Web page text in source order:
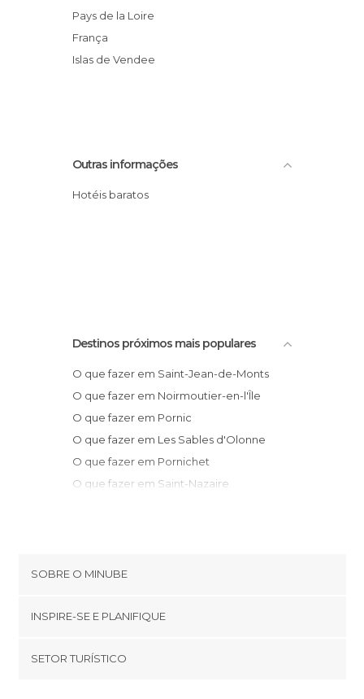
Pays de la Loire
França
Islas de Vendee
Outras informações
Hotéis baratos
Destinos próximos mais populares
O que fazer em Saint-Jean-de-Monts
O que fazer em Noirmoutier-en-l'Île
O que fazer em Pornic
O que fazer em Les Sables d'Olonne
O que fazer em Pornichet
O que fazer em Saint-Nazaire
O que fazer em Nantes
O que fazer em Vertou
O que fazer em La Roche-Bernard
SOBRE O MINUBE
Términos e Condições
INSPIRE-SE E PLANIFIQUE
footer@item_discovertips_anchor
SETOR TURÍSTICO